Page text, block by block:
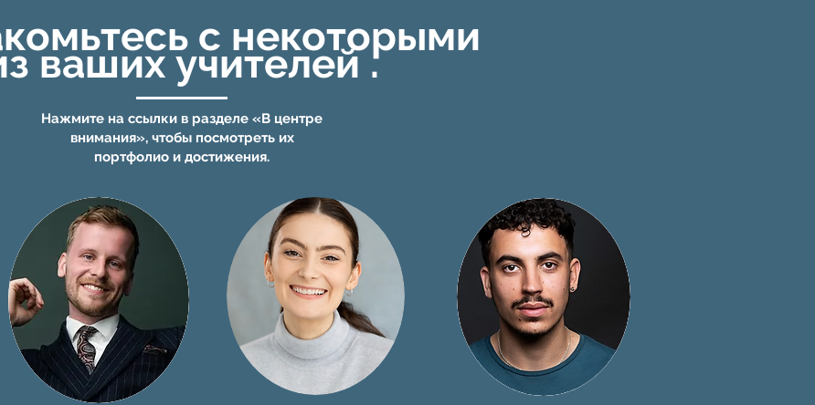
к списку ожидания ниже.
с некоторыми
ваших учителей .
Нажмите на ссылки в разделе «В центре
внимания», чтобы посмотреть их
портфолио и достижения.